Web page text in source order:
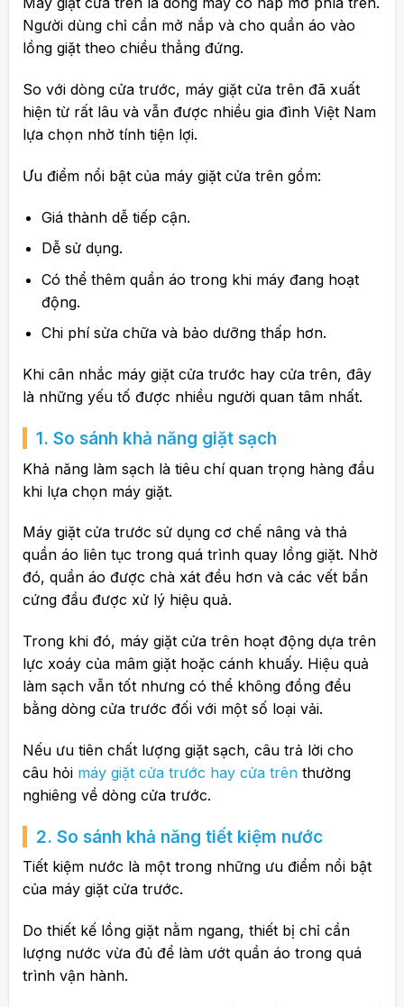
Người dùng chỉ cần mở nắp và cho quần áo vào
lồng giặt theo chiều thẳng đứng.
So với dòng cửa trước, máy giặt cửa trên đã xuất
hiện từ rất lâu và vẫn được nhiều gia đình Việt Nam
lựa chọn nhờ tính tiện lợi.
Ưu điểm nổi bật của máy giặt cửa trên gồm:
Giá thành dễ tiếp cận.
Dễ sử dụng.
Có thể thêm quần áo trong khi máy đang hoạt
động.
Chi phí sửa chữa và bảo dưỡng thấp hơn.
Khi cân nhắc máy giặt cửa trước hay cửa trên, đây
là những yếu tố được nhiều người quan tâm nhất.
1. So sánh khả năng giặt sạch
Khả năng làm sạch là tiêu chí quan trọng hàng đầu
khi lựa chọn máy giặt.
Máy giặt cửa trước sử dụng cơ chế nâng và thả
quần áo liên tục trong quá trình quay lồng giặt. Nhờ
đó, quần áo được chà xát đều hơn và các vết bẩn
cứng đầu được xử lý hiệu quả.
Trong khi đó, máy giặt cửa trên hoạt động dựa trên
lực xoáy của mâm giặt hoặc cánh khuấy. Hiệu quả
làm sạch vẫn tốt nhưng có thể không đồng đều
bằng dòng cửa trước đối với một số loại vải.
Nếu ưu tiên chất lượng giặt sạch, câu trả lời cho
câu hỏimáy giặt cửa trước hay cửa trênthường
nghiêng về dòng cửa trước.
2. So sánh khả năng tiết kiệm nước
Tiết kiệm nước là một trong những ưu điểm nổi bật
của máy giặt cửa trước.
Do thiết kế lồng giặt nằm ngang, thiết bị chỉ cần
lượng nước vừa đủ để làm ướt quần áo trong quá
trình vận hành.